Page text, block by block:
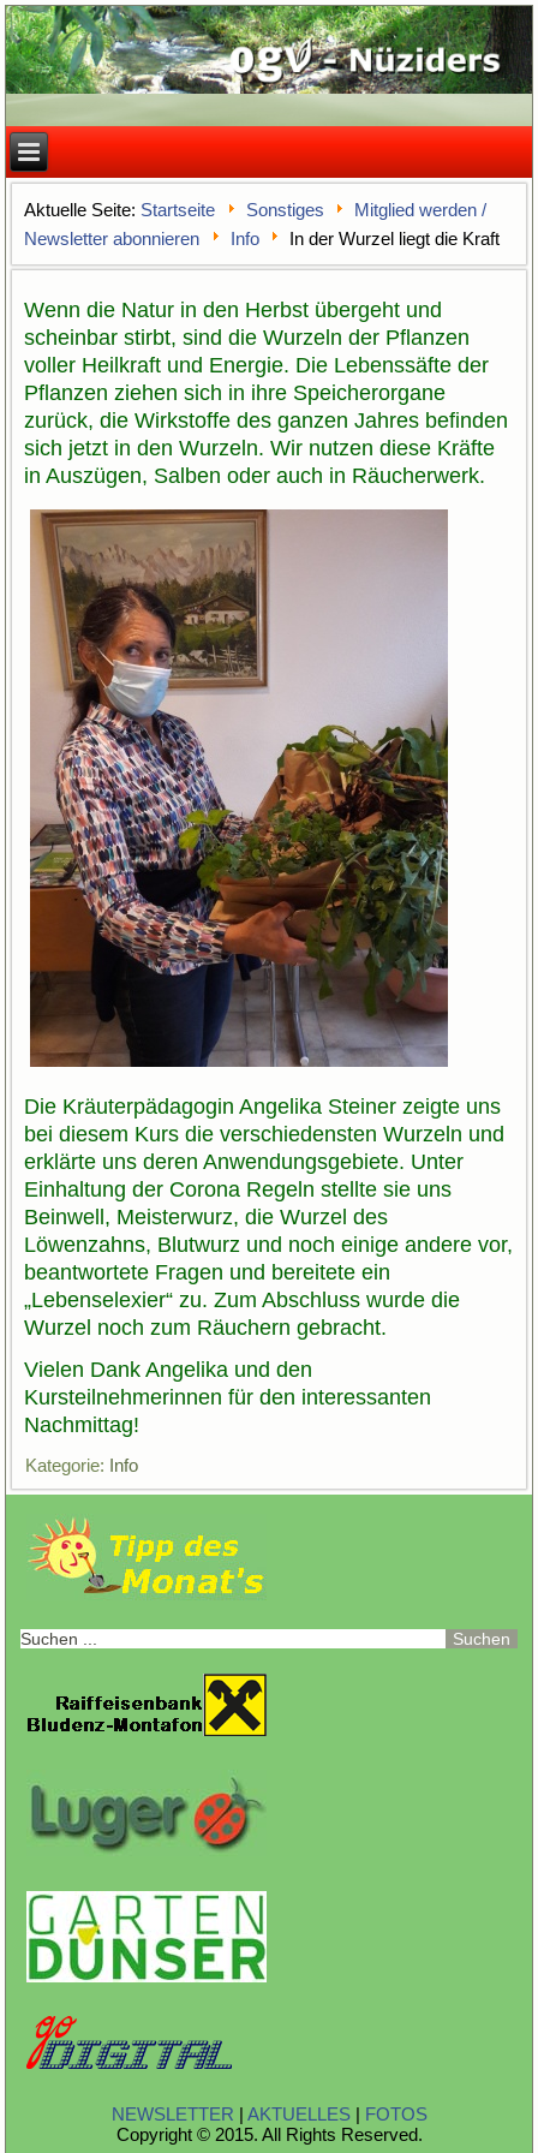
Aktuelle Seite: Startseite Sonstiges
Mitglied werden /
Newsletter abonnieren
Info In der Wurzel liegt die Kraft
Wenn die Natur in den Herbst übergeht und
scheinbar stirbt, sind die Wurzeln der Pflanzen
voller Heilkraft und Energie. Die Lebenssäfte der
Pflanzen ziehen sich in ihre Speicherorgane
zurück, die Wirkstoffe des ganzen Jahres befinden
sich jetzt in den Wurzeln. Wir nutzen diese Kräfte
in Auszügen, Salben oder auch in Räucherwerk.
Die Kräuterpädagogin Angelika Steiner zeigte uns
bei diesem Kurs die verschiedensten Wurzeln und
erklärte uns deren Anwendungsgebiete. Unter
Einhaltung der Corona Regeln stellte sie uns
Beinwell, Meisterwurz, die Wurzel des
Löwenzahns, Blutwurz und noch einige andere vor,
beantwortete Fragen und bereitete ein
„Lebenselexier“ zu. Zum Abschluss wurde die
Wurzel noch zum Räuchern gebracht.
Vielen Dank Angelika und den
Kursteilnehmerinnen für den interessanten
Nachmittag!
Kategorie: Info
NEWSLETTER | AKTUELLES| FOTOS
Copyright © 2015. All Rights Reserved.